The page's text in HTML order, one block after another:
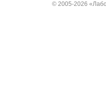
© 2005-2026